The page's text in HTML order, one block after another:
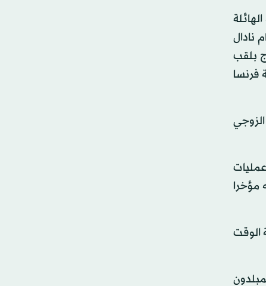
الهائلة
أمام نادال
علما بأنه توج بلقب
فرنسا
مؤخرا
الوقت